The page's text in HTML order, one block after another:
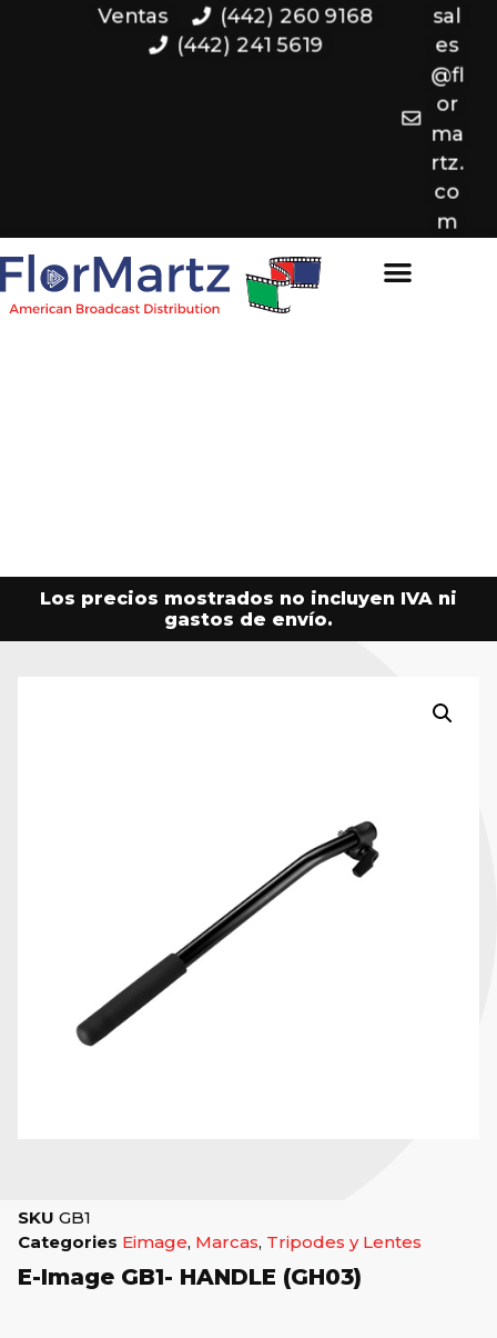
Ventas
(442) 260 9168
(442) 241 5619
sal
es
@fl
or
ma
rtz.
co
m
Los precios mostrados no incluyen IVA ni
gastos de envío.
SKU GB1
Categories Eimage, Marcas, Tripodes y Lentes
E-Image GB1- HANDLE (GH03)